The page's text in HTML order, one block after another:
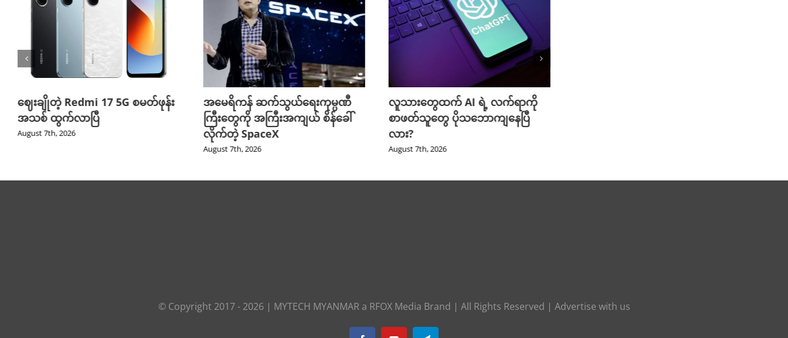
ဈေးချိုတဲ့ Redmi 17 5G စမတ်ဖုန်း
အသစ် ထွက်လာပြီ
August 7th, 2026
အမေရိကန် ဆက်သွယ်ရေးကုမ္ပဏီ
ကြီးတွေကို အကြီးအကျယ် စိန်ခေါ်
လိုက်တဲ့ SpaceX
August 7th, 2026
လူသားတွေထက် AI ရဲ့ လက်ရာကို
စာဖတ်သူတွေ ပိုသဘောကျနေပြီ
လား?
August 7th, 2026
© Copyright 2017 - 2026| MYTECH MYANMARa RFOX Media Brand | All Rights Reserved | Advertise with us